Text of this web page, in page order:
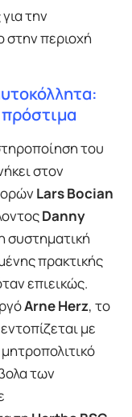
την
περιοχή
πρόστιμα
του
στον
Lars Bocian
Danny
συστηματική
πρακτικής
επιεικώς.
Arne Herz, το
με
των